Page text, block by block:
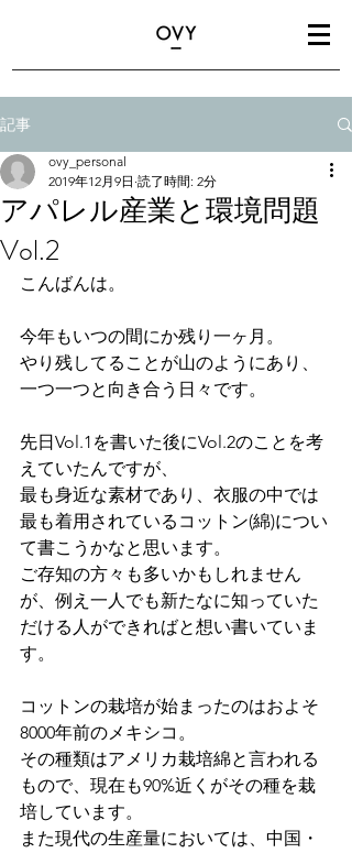
記事
アパレル産業と環境問題
Vol.2
ovy_personal
2019年12月9日 読了時間: 2分
こんばんは。
今年もいつの間にか残り一ヶ月。
やり残してることが山のようにあり、
一つ一つと向き合う日々です。
先日Vol.1を書いた後にVol.2のことを考
えていたんですが、
最も身近な素材であり、衣服の中では
最も着用されているコットン(綿)につい
て書こうかなと思います。
ご存知の方々も多いかもしれません
が、例え一人でも新たなに知っていた
だける人ができればと想い書いていま
す。
コットンの栽培が始まったのはおよそ
8000年前のメキシコ。
その種類はアメリカ栽培綿と言われる
もので、現在も90%近くがその種を栽
培しています。
また現代の生産量においては、中国・